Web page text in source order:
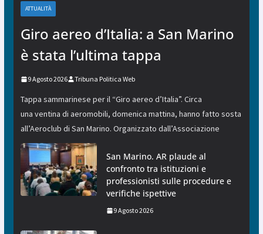
ATTUALITÀ
Giro aereo d’Italia: a San Marino
è stata l’ultima tappa
9 Agosto 2026 Tribuna Politica Web
Tappa sammarinese per il “Giro aereo d’Italia”. Circa
una ventina di aeromobili, domenica mattina, hanno fatto sosta
all’Aeroclub di San Marino. Organizzato dall’Associazione
San Marino. AR plaude al
confronto tra istituzioni e
professionisti sulle procedure e
verifiche ispettive
9 Agosto 2026